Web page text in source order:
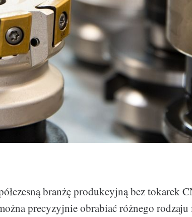
branżę produkcyjną bez tokarek
precyzyjnie obrabiać różnego rodzaju